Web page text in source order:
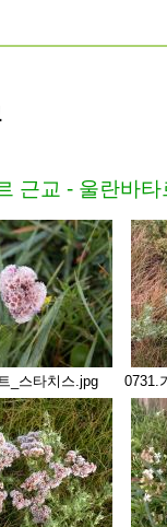
근교 - 울란바타
_스타치스.jpg 0731.